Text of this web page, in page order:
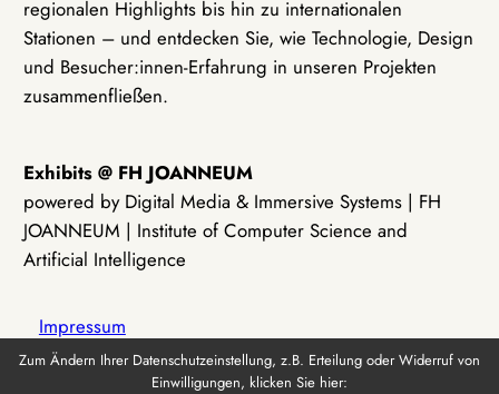
regionalen Highlights bis hin zu internationalen
Stationen – und entdecken Sie, wie Technologie, Design
und Besucher:innen-Erfahrung in unseren Projekten
zusammenfließen.
Exhibits @ FH JOANNEUM
powered by Digital Media & Immersive Systems | FH
JOANNEUM | Institute of Computer Science and
Artificial Intelligence
Impressum
Zum Ändern Ihrer Datenschutzeinstellung, z.B. Erteilung oder Widerruf von
Einwilligungen, klicken Sie hier: